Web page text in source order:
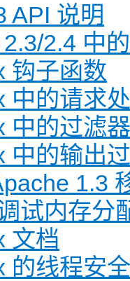
API 说明
2.4 中
钩子函数
中的请求
中的过滤器
中的输出
1.3
试内存分
文档
的线程安